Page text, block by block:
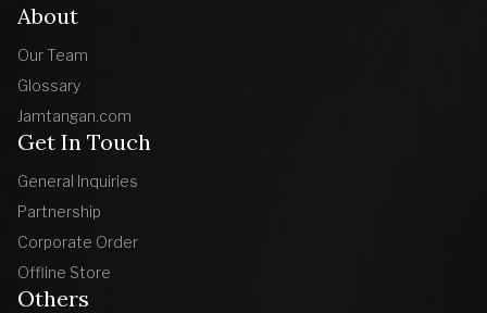
About
Our Team
Glossary
Jamtangan.com
Get In Touch
General Inquiries
Partnership
Corporate Order
Offline Store
Others